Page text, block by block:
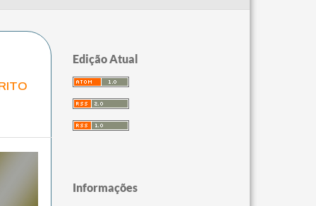
Edição Atual
Informações